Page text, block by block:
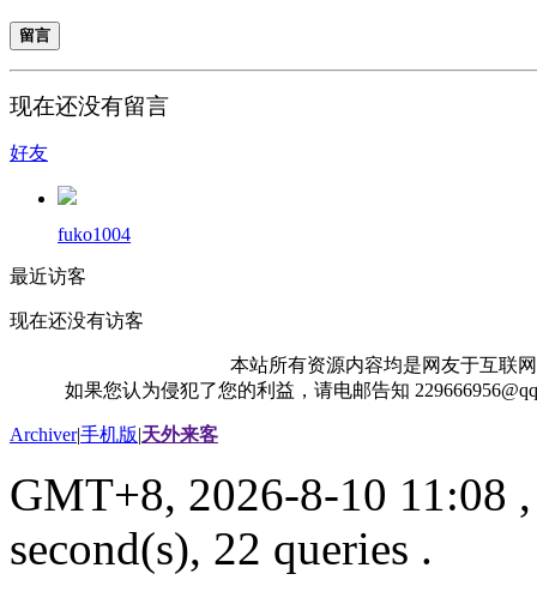
留言
现在还没有留言
好友
fuko1004
最近访客
现在还没有访客
本站所有资源内容均是网友于互联
如果您认为侵犯了您的利益，请电邮告知
Archiver|手机版|天外来客
GMT+8, 2026-8-10 11:08
second(s), 22 queries .